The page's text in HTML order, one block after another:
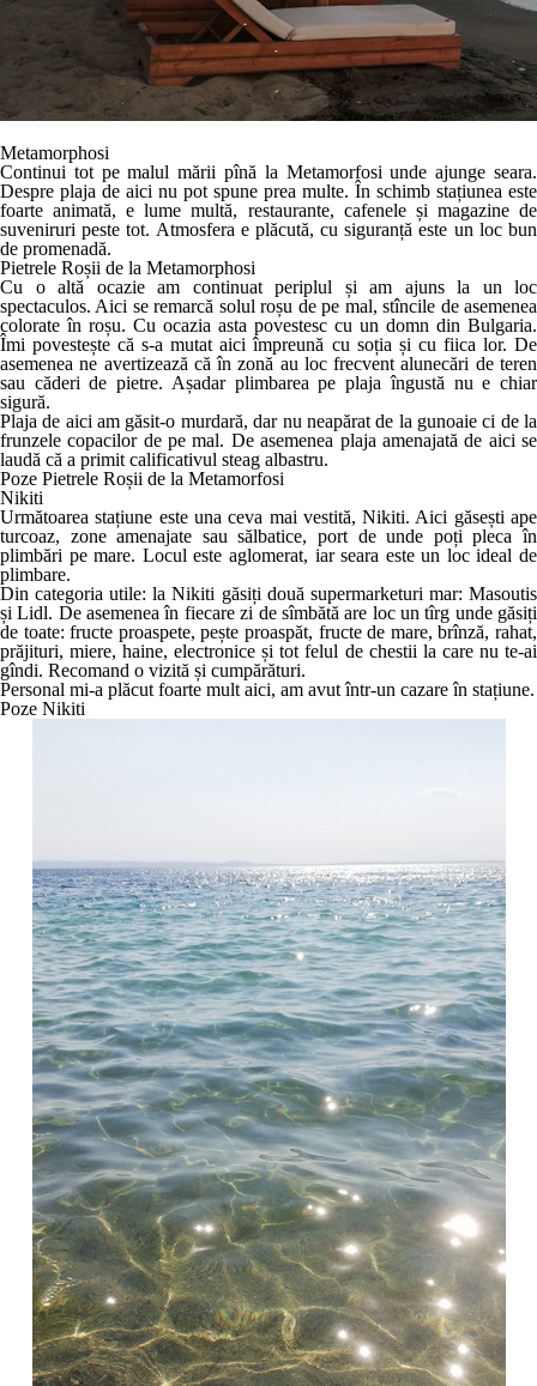
Metamorphosi
Continui tot pe malul mării pînă la Metamorfosi unde ajunge seara.
Despre plaja de aici nu pot spune prea multe. În schimb stațiunea este
foarte animată, e lume multă, restaurante, cafenele și magazine de
suveniruri peste tot. Atmosfera e plăcută, cu siguranță este un loc bun
de promenadă.
Pietrele Roșii de la Metamorphosi
Cu o altă ocazie am continuat periplul și am ajuns la un loc
spectaculos. Aici se remarcă solul roșu de pe mal, stîncile de asemenea
colorate în roșu. Cu ocazia asta povestesc cu un domn din Bulgaria.
Îmi povestește că s-a mutat aici împreună cu soția și cu fiica lor. De
asemenea ne avertizează că în zonă au loc frecvent alunecări de teren
sau căderi de pietre. Așadar plimbarea pe plaja îngustă nu e chiar
sigură.
Plaja de aici am găsit-o murdară, dar nu neapărat de la gunoaie ci de la
frunzele copacilor de pe mal. De asemenea plaja amenajată de aici se
laudă că a primit calificativul steag albastru.
Poze Pietrele Roșii de la Metamorfosi
Nikiti
Următoarea stațiune este una ceva mai vestită, Nikiti. Aici găsești ape
turcoaz, zone amenajate sau sălbatice, port de unde poți pleca în
plimbări pe mare. Locul este aglomerat, iar seara este un loc ideal de
plimbare.
Din categoria utile: la Nikiti găsiți două supermarketuri mar: Masoutis
și Lidl. De asemenea în fiecare zi de sîmbătă are loc un tîrg unde găsiți
de toate: fructe proaspete, pește proaspăt, fructe de mare, brînză, rahat,
prăjituri, miere, haine, electronice și tot felul de chestii la care nu te-ai
gîndi. Recomand o vizită și cumpărături.
Personal mi-a plăcut foarte mult aici, am avut într-un cazare în stațiune.
Poze Nikiti